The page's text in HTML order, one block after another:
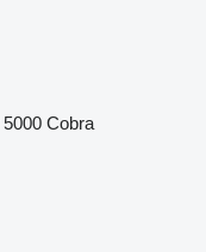
5000 Cobra